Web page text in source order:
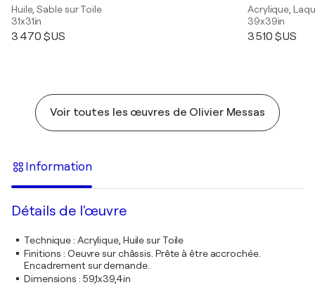
Huile, Sable sur Toile
31x31in
3 470 $US
Acrylique,
39x39in
3 510 $US
Voir toutes les œuvres de Olivier Messas
Information
Détails de l'œuvre
Technique: Acrylique, Huile sur Toile
Finitions : Oeuvre sur châssis. Prête à être accrochée.
Encadrement sur demande.
Dimensions : 59,1x39,4in